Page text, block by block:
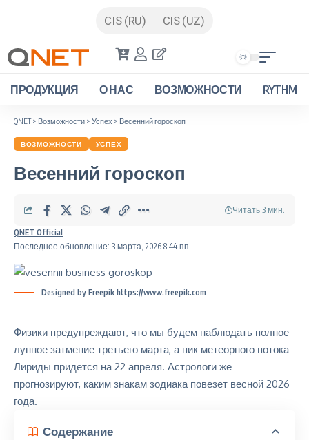
CIS (RU) CIS (UZ)
ПРОДУКЦИЯ О НАС ВОЗМОЖНОСТИ RYTHM
QNET> Возможности > Успех > Весенний гороскоп
ВОЗМОЖНОСТИ УСПЕХ
Весенний гороскоп
Последнее обновление: 3 марта, 2026 8:44 пп
QNET Official
Читать 3 мин.
Designed by Freepik https://www.freepik.com
Физики предупреждают, что мы будем наблюдать полное
лунное затмение третьего марта, а пик метеорного потока
Лириды придется на 22 апреля. Астрологи же
прогнозируют, каким знакам зодиака повезет весной 2026
года.
Содержание